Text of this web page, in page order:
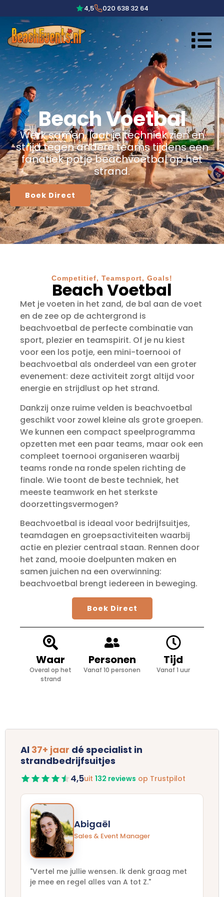
4,5 020 638 32 64
Beach Voetbal
Werk samen, laat je techniek zien en
strijd tegen andere teams tijdens een
fanatiek potje beachvoetbal op het
strand.
Boek Direct
Competitief, Teamsport, Goals!
Beach Voetbal
Met je voeten in het zand, de bal aan de voet
en de zee op de achtergrond is
beachvoetbal de perfecte combinatie van
sport, plezier en teamspirit. Of je nu kiest
voor een los potje, een mini-toernooi of
beachvoetbal als onderdeel van een groter
evenement: deze activiteit zorgt altijd voor
energie en strijdlust op het strand.
Dankzij onze ruime velden is beachvoetbal
geschikt voor zowel kleine als grote groepen.
We kunnen een compact speelprogramma
opzetten met een paar teams, maar ook een
compleet toernooi organiseren waarbij
teams ronde na ronde spelen richting de
finale. Wie toont de beste techniek, het
meeste teamwork en het sterkste
doorzettingsvermogen?
Beachvoetbal is ideaal voor bedrijfsuitjes,
teamdagen en groepsactiviteiten waarbij
actie en plezier centraal staan. Rennen door
het zand, mooie doelpunten maken en
samen juichen na een overwinning:
beachvoetbal brengt iedereen in beweging.
Boek Direct
Waar
Overal op het
strand
Personen
Vanaf 10 personen
Tijd
Vanaf 1 uur
Al 37+ jaar dé specialist in
strandbedrijfsuitjes
4,5uit 132 reviews op Trustpilot
Abigaël
Sales & Event Manager
"Vertel me jullie wensen. Ik denk graag met
je mee en regel alles van A tot Z."